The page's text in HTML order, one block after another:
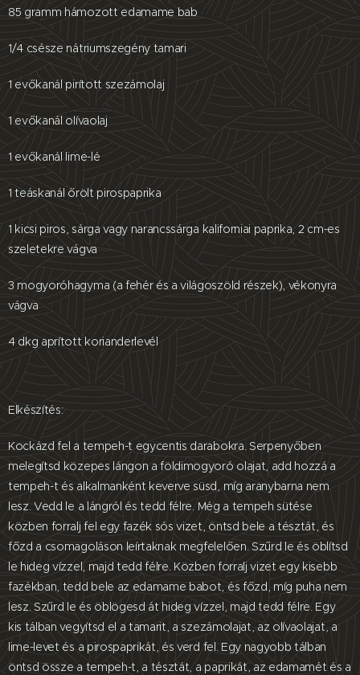
85 gramm hámozott edamame bab
1/4 csésze nátriumszegény tamari
1 evőkanál pirított szezámolaj
1 evőkanál olívaolaj
1 evőkanál lime-lé
1 teáskanál őrölt pirospaprika
1 kicsi piros, sárga vagy narancssárga kaliforniai paprika, 2 cm-es
szeletekre vágva
3 mogyoróhagyma (a fehér és a világoszöld részek), vékonyra
vágva
4 dkg aprított korianderlevél
Elkészítés:
Kockázd fel a tempeh-t egycentis darabokra. Serpenyőben
melegítsd közepes lángon a földimogyoró olajat, add hozzá a
tempeh-t és alkalmanként keverve süsd, míg aranybarna nem
lesz. Vedd le a lángról és tedd félre. Még a tempeh sütése
közben forralj fel egy fazék sós vizet, öntsd bele a tésztát, és
főzd a csomagoláson leírtaknak megfelelően. Szűrd le és öblítsd
le hideg vízzel, majd tedd félre. Közben forralj vizet egy kisebb
fazékban, tedd bele az edamame babot, és főzd, míg puha nem
lesz. Szűrd le és öblögesd át hideg vízzel, majd tedd félre. Egy
kis tálban vegyítsd el a tamarit, a szezámolajat, az olívaolajat, a
lime-levet és a pirospaprikát, és verd fel. Egy nagyobb tálban
öntsd össze a tempeh-t, a tésztát, a paprikát, az edamamét és a